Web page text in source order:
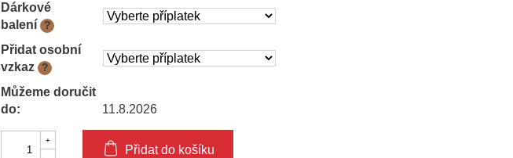
Dárkové
balení
?
Přidat osobní
vzkaz
?
Můžeme doručit
do:
11.8.2026
Přidat do košíku